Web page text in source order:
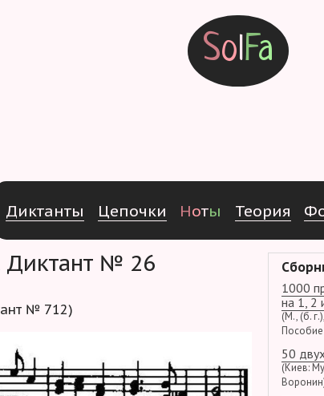
SolFa
Диктанты Цепочки Ноты Теория Ф
Диктант № 26
№ 712)
1000
на 1, 2
(М., (б.
Пособие
50
(Киев: